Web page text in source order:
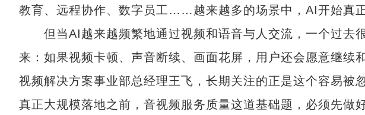
教育、远程协作、数字员工……越来越多的场景中，AI开始真正
但当AI越来越频繁地通过视频和语音与人交流，一个过去
来：如果视频卡顿、声音断续、画面花屏，用户还会愿意继续
视频解决方案事业部总经理王飞，长期关注的正是这个容易被
真正大规模落地之前，音视频服务质量这道基础题，必须先做